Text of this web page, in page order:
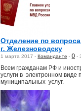
Отделение по
г. Железноводску
1 марта 2017 - Команданте - 0 -
Всем гражданам РФ и
услуги в электронном виде
муниципальных услуг.